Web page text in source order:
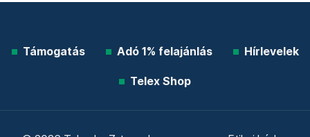
Támogatás Adó 1% felajánlás Hírlevelek
Telex Shop